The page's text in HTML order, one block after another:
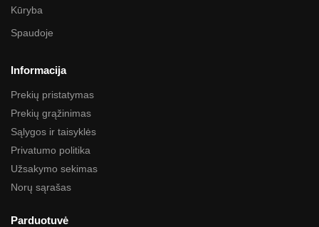
Kūryba
Spaudoje
Informacija
Prekių pristatymas
Prekių grąžinimas
Sąlygos ir taisyklės
Privatumo politika
Užsakymo sekimas
Norų sąrašas
Parduotuvė